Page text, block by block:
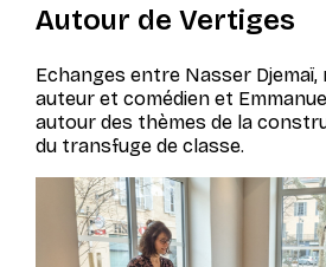
À TÉLÉCHARGER
S’INSCRIRE À LA NEWSLETTER
Billetterie
Autour de Vertiges
Echanges entre Nasser
auteur et comédien et
autour des thèmes de la
du transfuge de classe.